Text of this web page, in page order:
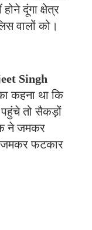
दूंगा क्षेत्र
वालों को।
Singh
कहना था कि
पहुंचे तो सैकड़ों
ने जमकर
जमकर फटकार